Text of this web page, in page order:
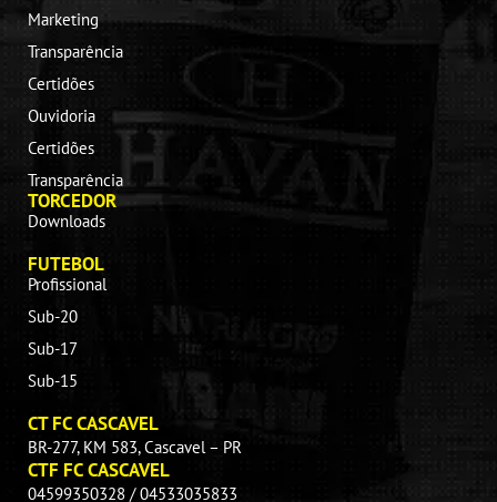
Marketing
Transparência
Certidões
Ouvidoria
Certidões
Transparência
TORCEDOR
Downloads
FUTEBOL
Profissional
Sub-20
Sub-17
Sub-15
CT FC CASCAVEL
BR-277, KM 583, Cascavel – PR
CTF FC CASCAVEL
04599350328 / 04533035833